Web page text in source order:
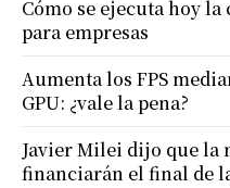
Cómo se ejecuta hoy
para empresas
Aumenta los FPS
GPU: ¿vale la pena?
Javier Milei dijo que la
financiarán el final de